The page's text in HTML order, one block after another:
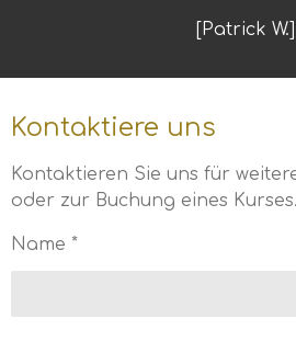
[Patrick W.]
Kontaktiere uns
Kontaktieren Sie uns für
oder zur Buchung eines Kurses.
Name *